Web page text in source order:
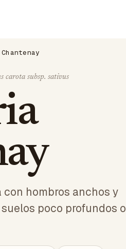
carota subsp. sativus
hombros anchos y
poco profundos o